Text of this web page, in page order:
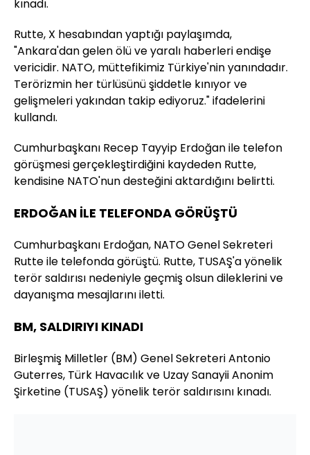
kınadı.
Rutte, X hesabından yaptığı paylaşımda,
"Ankara'dan gelen ölü ve yaralı haberleri endişe
vericidir. NATO, müttefikimiz Türkiye'nin yanındadır.
Terörizmin her türlüsünü şiddetle kınıyor ve
gelişmeleri yakından takip ediyoruz." ifadelerini
kullandı.
Cumhurbaşkanı Recep Tayyip Erdoğan ile telefon
görüşmesi gerçekleştirdiğini kaydeden Rutte,
kendisine NATO'nun desteğini aktardığını belirtti.
ERDOĞAN İLE TELEFONDA GÖRÜŞTÜ
Cumhurbaşkanı Erdoğan, NATO Genel Sekreteri
Rutte ile telefonda görüştü. Rutte, TUSAŞ'a yönelik
terör saldırısı nedeniyle geçmiş olsun dileklerini ve
dayanışma mesajlarını iletti.
BM, SALDIRIYI KINADI
Birleşmiş Milletler (BM) Genel Sekreteri Antonio
Guterres, Türk Havacılık ve Uzay Sanayii Anonim
Şirketine (TUSAŞ) yönelik terör saldırısını kınadı.